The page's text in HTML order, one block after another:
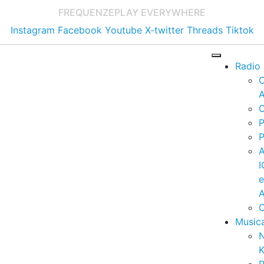
FREQUENZEPLAY EVERYWHERE
Instagram Facebook Youtube X-twitter Threads Tiktok
Radio
e